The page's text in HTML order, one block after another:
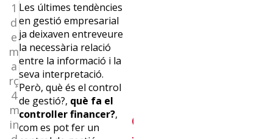
1
d
e
m
a
rç
4
m
in
Les últimes tendències
en gestió empresarial
ja deixaven entreveure
la necessària relació
entre la informació i la
seva interpretació.
Però, què és el control
de gestió?, què fa el
controller financer?,
com es pot fer un
¿Quieres